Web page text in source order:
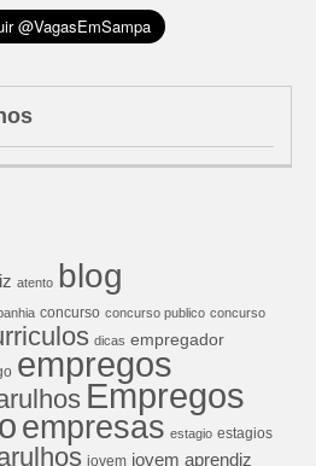
atento blog
concurso concurso publico concurso
dicas empregador
empregos
Empregos
empresas estagio estagios
jovem jovem aprendiz